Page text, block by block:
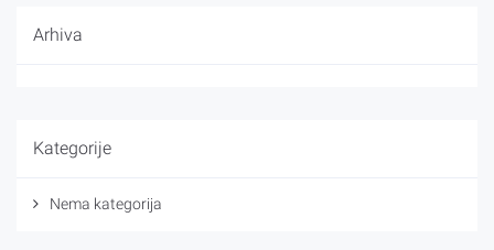
Arhiva
Kategorije
Nema kategorija